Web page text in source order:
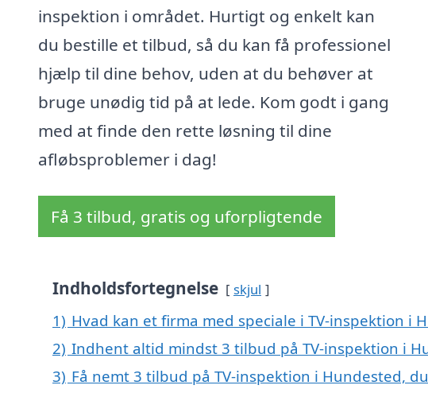
inspektion i området. Hurtigt og enkelt kan
du bestille et tilbud, så du kan få professionel
hjælp til dine behov, uden at du behøver at
bruge unødig tid på at lede. Kom godt i gang
med at finde den rette løsning til dine
afløbsproblemer i dag!
Få 3 tilbud, gratis og uforpligtende
Indholdsfortegnelse skjul
1) Hvad kan et firma med speciale i TV-inspektion i
2) Indhent altid mindst 3 tilbud på TV-inspektion i
3) Få nemt 3 tilbud på TV-inspektion i Hundested,